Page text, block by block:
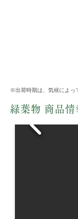
※出荷時期は、気候によっ
緑葉物 商品情